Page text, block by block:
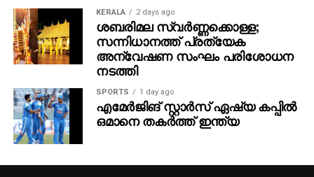
KERALA 2 days ago
ശബരിമല സ്വര്‍ണ്ണക്കൊള്ള;
സന്നിധാനത്ത് പ്രത്യേക
അന്വേഷണ സംഘം പരിശോധന
നടത്തി
SPORTS 1 day ago
എമേര്‍ജിങ് സ്റ്റാര്‍സ് ഏഷ്യ കപ്പില്‍
ഒമാനെ തകര്‍ത്ത് ഇന്ത്യ